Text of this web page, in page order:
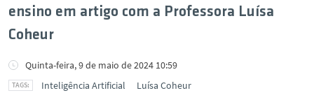
ensino em artigo com a Professora Luísa
Coheur
Quinta-feira, 9 de maio de 2024 10:59
Inteligência Artificial
Luísa Coheur